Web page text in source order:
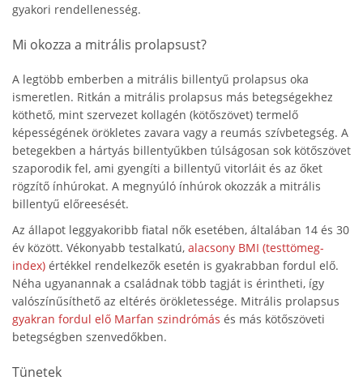
gyakori rendellenesség.
Mi okozza a mitrális prolapsust?
A legtöbb emberben a mitrális billentyű prolapsus oka
ismeretlen. Ritkán a mitrális prolapsus más betegségekhez
köthető, mint szervezet kollagén (kötőszövet) termelő
képességének örökletes zavara vagy a reumás szívbetegség. A
betegekben a hártyás billentyűkben túlságosan sok kötőszövet
szaporodik fel, ami gyengíti a billentyű vitorláit és az őket
rögzítő ínhúrokat. A megnyúló ínhúrok okozzák a mitrális
billentyű előreesését.
Az állapot leggyakoribb fiatal nők esetében, általában 14 és 30
év között. Vékonyabb testalkatú, alacsony BMI (testtömeg-
index) értékkel rendelkezők esetén is gyakrabban fordul elő.
Néha ugyanannak a családnak több tagját is érintheti, így
valószínűsíthető az eltérés örökletessége. Mitrális prolapsus
gyakran fordul elő Marfan szindrómás és más kötőszöveti
betegségben szenvedőkben.
Tünetek